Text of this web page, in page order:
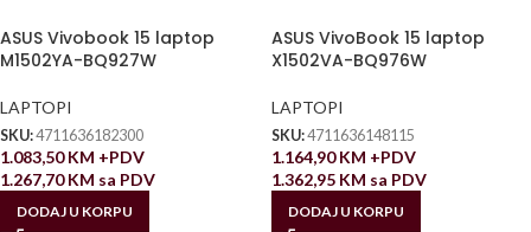
ASUS Vivobook 15 laptop
M1502YA-BQ927W
LAPTOPI
SKU:4711636182300
1.083,50KM +PDV
1.267,70KM sa PDV
DODAJ U KORPU
ASUS VivoBook 15 laptop
X1502VA-BQ976W
LAPTOPI
SKU:4711636148115
1.164,90KM +PDV
1.362,95 KM sa PDV
DODAJ U KORPU